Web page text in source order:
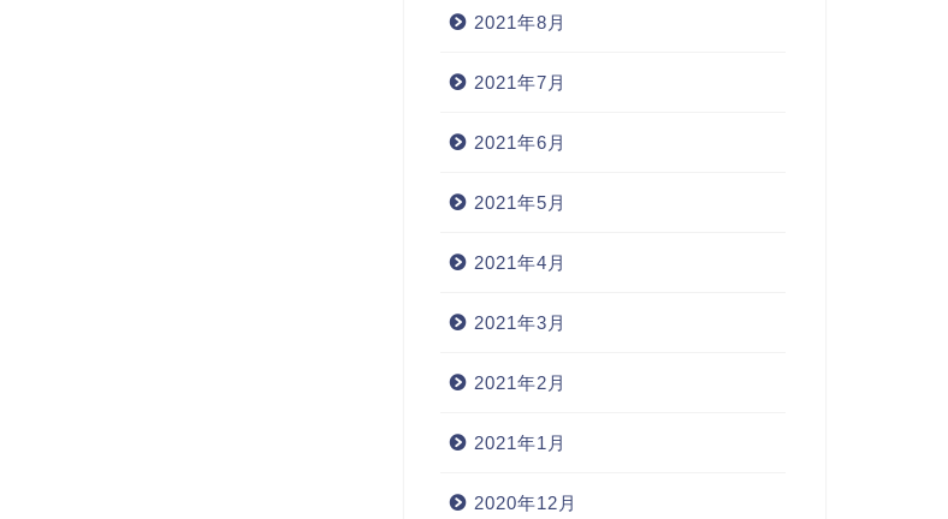
2021年8月
2021年7月
2021年6月
2021年5月
2021年4月
2021年3月
2021年2月
2021年1月
2020年12月